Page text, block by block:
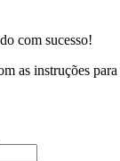
com sucesso!
as instruções para